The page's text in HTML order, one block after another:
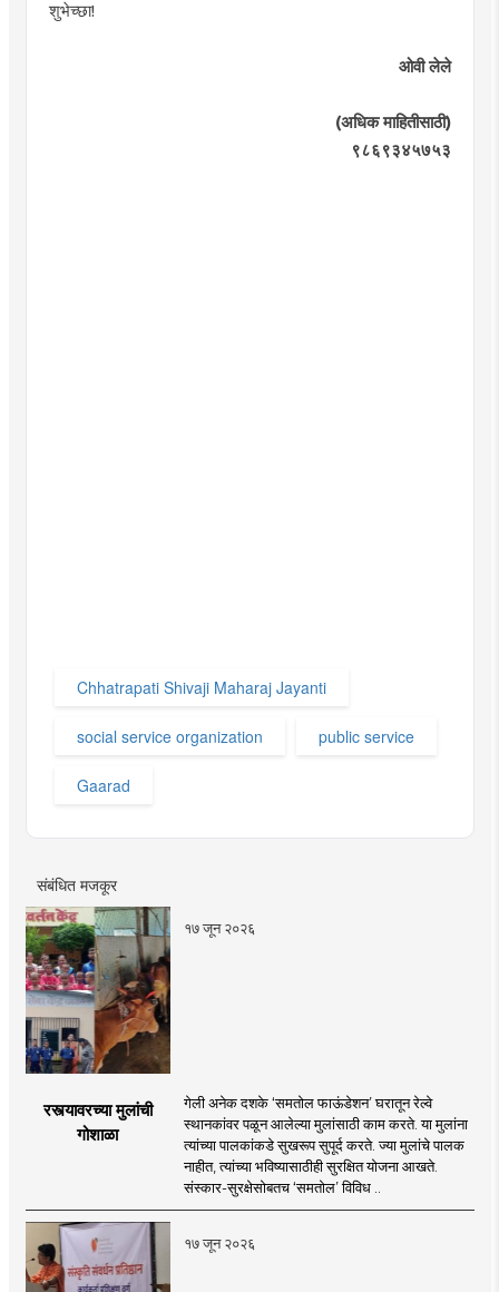
शुभेच्छा!
ओवी लेले
(अधिक माहितीसाठी)
९८६९३४५७५३
Chhatrapati Shivaji Maharaj Jayanti
social service organization public service
Gaarad
संबंधित मजकूर
१७ जून २०२६
रस्त्यावरच्या मुलांची
गोशाळा
गेली अनेक दशके ‘समतोल फाऊंडेशन’ घरातून रेल्वे
स्थानकांवर पळून आलेल्या मुलांसाठी काम करते. या मुलांना
त्यांच्या पालकांकडे सुखरूप सुपूर्द करते. ज्या मुलांचे पालक
नाहीत, त्यांच्या भविष्यासाठीही सुरक्षित योजना आखते.
संस्कार-सुरक्षेसोबतच ‘समतोल’ विविध ..
१७ जून २०२६